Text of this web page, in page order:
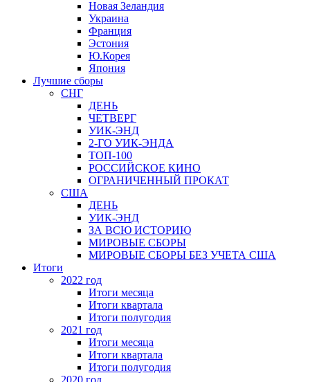
Новая Зеландия
Украина
Франция
Эстония
Ю.Корея
Япония
Лучшие сборы
СНГ
ДЕНЬ
ЧЕТВЕРГ
УИК-ЭНД
2-ГО УИК-ЭНДА
ТОП-100
РОССИЙСКОЕ КИНО
ОГРАНИЧЕННЫЙ ПРОКАТ
США
ДЕНЬ
УИК-ЭНД
ЗА ВСЮ ИСТОРИЮ
МИРОВЫЕ СБОРЫ
МИРОВЫЕ СБОРЫ БЕЗ УЧЕТА США
Итоги
2022 год
Итоги месяца
Итоги квартала
Итоги полугодия
2021 год
Итоги месяца
Итоги квартала
Итоги полугодия
2020 год